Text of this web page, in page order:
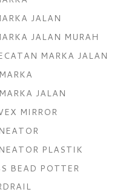
JALAN
JALAN MURAH
MARKA JALAN
JALAN
MIRROR
PLASTIK
BEAD POTTER